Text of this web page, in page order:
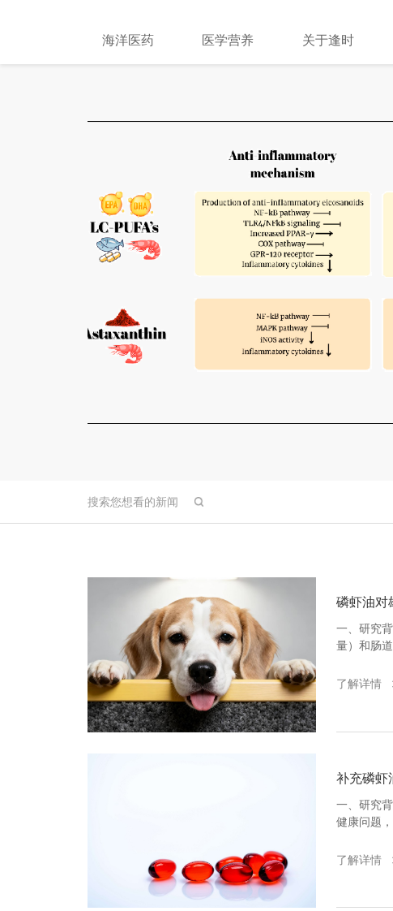
海洋医药 医学营养 关于逢时
磷虾油对
一、研究
量）和肠
烯酸（
了解详情
补充磷虾
一、研究
健康问题
抵抗”和运
了解详情